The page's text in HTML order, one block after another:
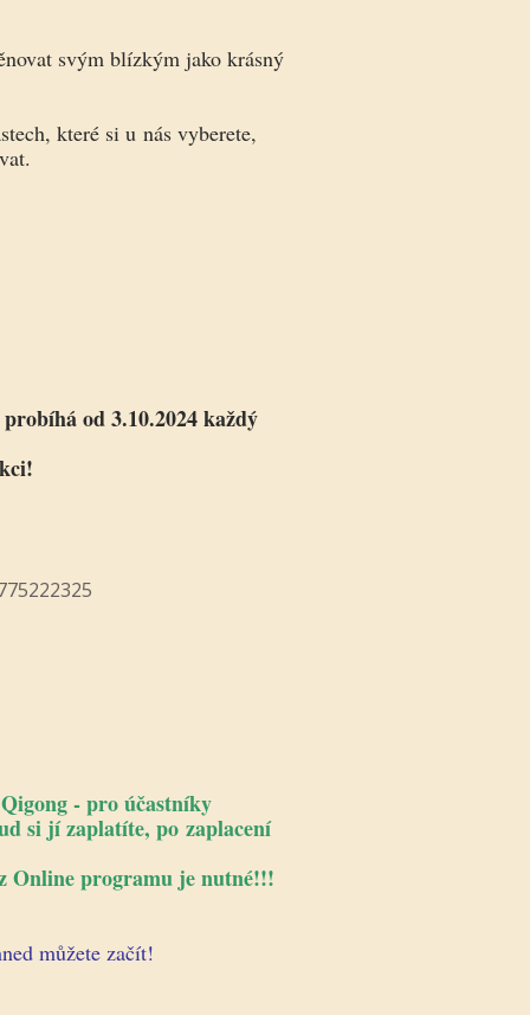
svým blízkým jako krásný
které si u nás vyberete,
od 3.10.2024 každý
- pro účastníky
si jí zaplatíte, po zaplacení
Online programu je nutné!!!
můžete začít!